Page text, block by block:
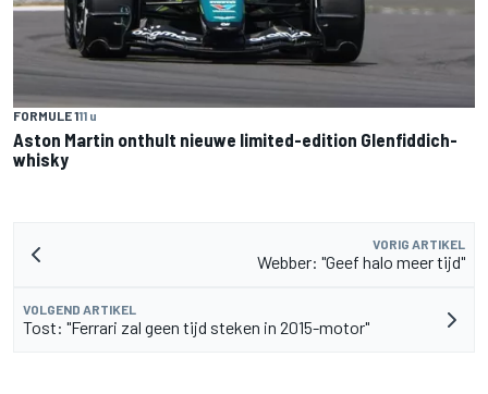
FORMULE 111 u
Aston Martin onthult nieuwe limited-edition Glenfiddich-
whisky
VORIG ARTIKEL
Webber: "Geef halo meer tijd"
VOLGEND ARTIKEL
Tost: "Ferrari zal geen tijd steken in 2015-motor"